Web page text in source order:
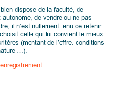
dispose de la faculté, de
de vendre ou ne pas
il n’est nullement tenu de retenir
celle qui lui convient le mieux
(montant de l’offre, conditions